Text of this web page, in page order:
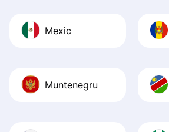
Mexic
Muntenegru